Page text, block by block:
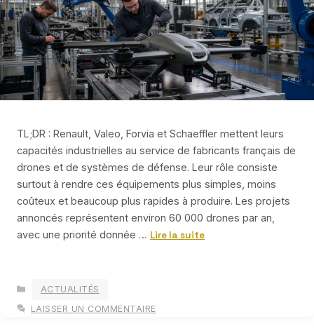
TL;DR : Renault, Valeo, Forvia et Schaeffler mettent leurs
capacités industrielles au service de fabricants français de
drones et de systèmes de défense. Leur rôle consiste
surtout à rendre ces équipements plus simples, moins
coûteux et beaucoup plus rapides à produire. Les projets
annoncés représentent environ 60 000 drones par an,
avec une priorité donnée … Lire la suite
ACTUALITÉS
LAISSER UN COMMENTAIRE